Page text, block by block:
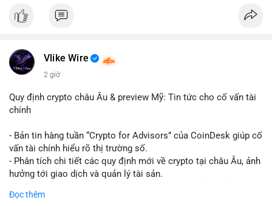
#binancesquare
#vlikevn #titanbot
📰 Nguồn: Cointelegraph
Vlike Wire
2 giờ
Quy định crypto châu Âu & preview Mỹ: Tin tức cho cố vấn tài
chính
- Bản tin hàng tuần “Crypto for Advisors” của CoinDesk giúp cố
vấn tài chính hiểu rõ thị trường số.
- Phân tích chi tiết các quy định mới về crypto tại châu Âu, ảnh
hưởng tới giao dịch và quản lý tài sản.
nhà đầu tư chuẩn bị chiến lược.
Đọc thêm